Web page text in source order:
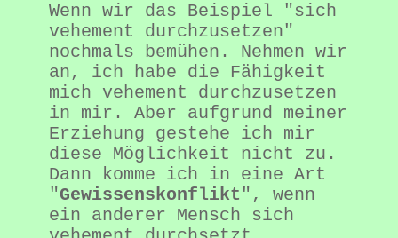
Wenn wir das Beispiel "sich
vehement durchzusetzen"
nochmals bemühen. Nehmen wir
an, ich habe die Fähigkeit
mich vehement durchzusetzen
in mir. Aber aufgrund meiner
Erziehung gestehe ich mir
diese Möglichkeit nicht zu.
Dann komme ich in eine Art
"Gewissenskonflikt", wenn
ein anderer Mensch sich